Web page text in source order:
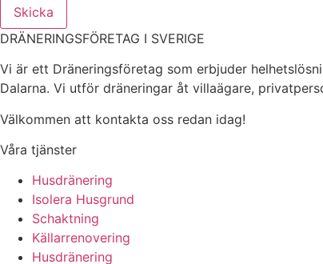
Skicka
DRÄNERINGSFÖRETAG I SVERIGE
Vi är ett Dräneringsföretag som erbjuder
Dalarna. Vi utför dräneringar åt villaägare,
Välkommen att kontakta oss redan idag!
Våra tjänster
Husdränering
Isolera Husgrund
Schaktning
Källarrenovering
Husdränering